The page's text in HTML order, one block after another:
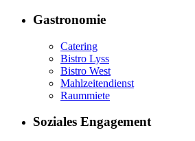
Gastronomie
Catering
Bistro Lyss
Bistro West
Mahlzeitendienst
Raummiete
Soziales Engagement